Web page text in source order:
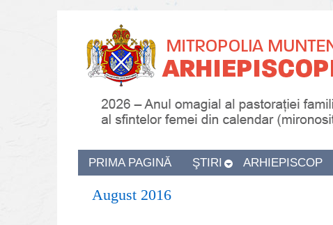
PRIMA PAGINĂ ŞTIRI ARHIEPISCOP
August 2016